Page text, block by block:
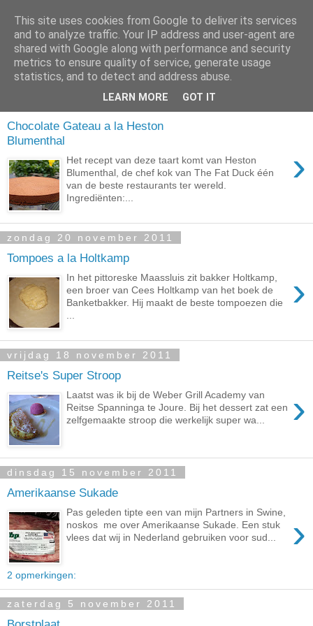
Easterwood BBQ
BBQ and Pastry
Chocolate Gateau a la Heston
Blumenthal
›
Het recept van deze taart komt van Heston
Blumenthal, de chef kok van The Fat Duck één
van de beste restaurants ter wereld.
Ingrediënten:...
zondag 20 november 2011
Tompoes a la Holtkamp
›
In het pittoreske Maassluis zit bakker Holtkamp,
een broer van Cees Holtkamp van het boek de
Banketbakker. Hij maakt de beste tompoezen die
...
vrijdag 18 november 2011
Reitse's Super Stroop
›
Laatst was ik bij de Weber Grill Academy van
Reitse Spanninga te Joure. Bij het dessert zat een
zelfgemaakte stroop die werkelijk super wa...
dinsdag 15 november 2011
Amerikaanse Sukade
›
Pas geleden tipte een van mijn Partners in Swine,
noskos me over Amerikaanse Sukade. Een stuk
vlees dat wij in Nederland gebruiken voor sud...
2 opmerkingen:
zaterdag 5 november 2011
This site uses cookies from Google to deliver its services
and to analyze traffic. Your IP address and user-agent are
shared with Google along with performance and security
metrics to ensure quality of service, generate usage
statistics, and to detect and address abuse.
LEARN MORE GOT IT